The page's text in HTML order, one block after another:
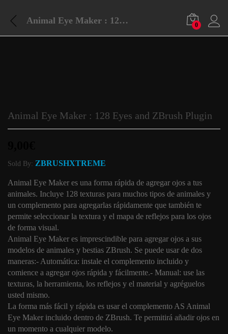
Animal Eye Maker : 128 Eyes and ZBrush Plugin 0
Animal Eye Maker : 128 Eyes and ZBrush Plugin
Sold By: ZBRUSHXTREME
Animal Eye Maker es una forma rápida de agregar ojos a tus
animales. Incluye 128 texturas para muchos tipos de animales y
un complemento para agregarlas rápidamente que también te
permite seleccionar la textura y el mapa de reflejos para los ojos
de forma visual.
Animal Eye Maker es imprescindible para agregar ojos a sus
modelos de animales y bestias ZBrush. Se puede usar de dos
maneras:- Automática: instale el complemento incluido y
comience a agregar ojos rápida y fácilmente.- Manual: use las
texturas, la herramienta, los reflejos y el material y agréguelos
usted mismo.
La forma más fácil y rápida es usar el complemento AS Animal
Eye Maker incluido dentro de ZBrush. Te permitirá añadir ojos en
un momento a cualquier modelo.